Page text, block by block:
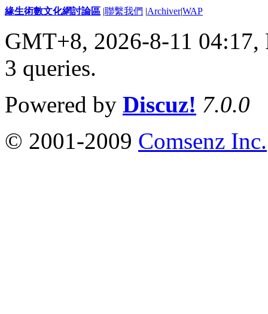
緣生術數文化網討論區 |聯繫我們 |Archiver|WAP
GMT+8, 2026-8-11 04:17,
3 queries.
Powered by Discuz! 7.0.0
© 2001-2009 Comsenz Inc.